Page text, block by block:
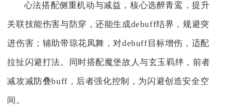
心法搭配侧重机动与减益，核心选醉青鸾，提升
关联技能伤害与防穿，还能生成debuff结界，规避突
进伤害；辅助带琼花凤舞，对debuff目标增伤，适配
拉扯闪避打法。同时搭配魔堡故人与玄玉羁绊，前者
减攻减防叠buff，后者强化控制，为闪避创造安全空
间。